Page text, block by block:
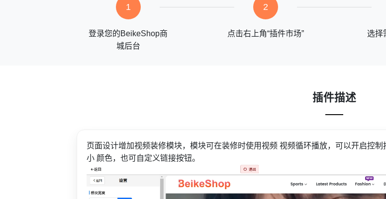
1
登录您的BeikeShop商
城后台
2
点击右上角“插件市场” 选择
插件描述
页面设计增加视频装修模块，模块可在装修时使用视频 视频循环播放，可以开启控
小 颜色，也可自定义链接按钮。